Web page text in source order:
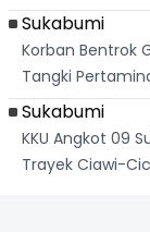
Sukabumi
Korban Bentrok
Tangki
Sukabumi
KKU Angkot 09
Trayek Ciawi-